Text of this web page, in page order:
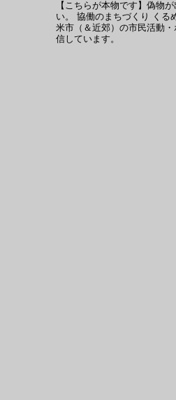
【こちらが本物です】偽物
い。
協働のまちづくり くる
米市（＆近郊）の市民活動
信しています。